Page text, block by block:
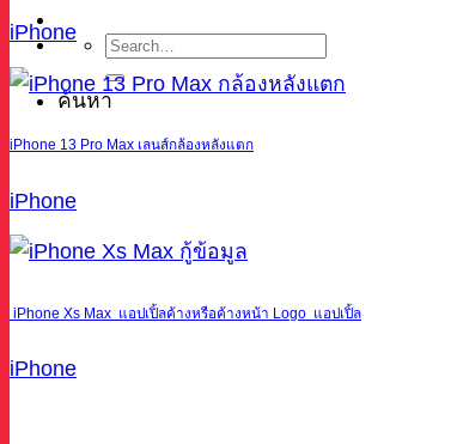
ค้นหา
iPhone
iPhone 13 Pro Max เลนส์กล้องหลังแตก
iPhone
iPhone Xs Max แอปเปิ้ลค้างหรือค้างหน้า Logo แอปเปิ้ล
iPhone